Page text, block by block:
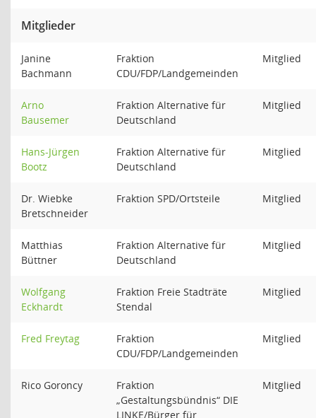
Mitglieder
Janine
Bachmann
Fraktion
CDU/FDP/Landgemeinden
Mitglied
Arno
Bausemer
Fraktion Alternative für
Deutschland
Mitglied
Hans-Jürgen
Bootz
Fraktion Alternative für
Deutschland
Mitglied
Dr. Wiebke
Bretschneider
Fraktion SPD/Ortsteile Mitglied
Matthias
Büttner
Fraktion Alternative für
Deutschland
Mitglied
Wolfgang
Eckhardt
Fraktion Freie Stadträte
Stendal
Mitglied
Fred Freytag
Fraktion
CDU/FDP/Landgemeinden
Mitglied
Rico Goroncy
Fraktion
„Gestaltungsbündnis“ DIE
LINKE/Bürger für
Mitglied